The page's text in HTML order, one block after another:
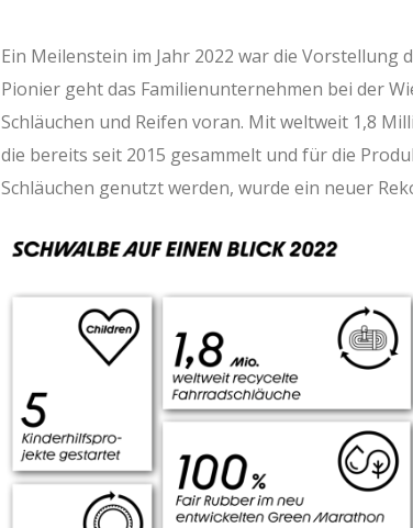
Ein Meilenstein im Jahr 2022 war die Vorstellung
Pionier geht das Familienunternehmen bei der
Schläuchen und Reifen voran. Mit weltweit 1,8
die bereits seit 2015 gesammelt und für die
Schläuchen genutzt werden, wurde ein neuer